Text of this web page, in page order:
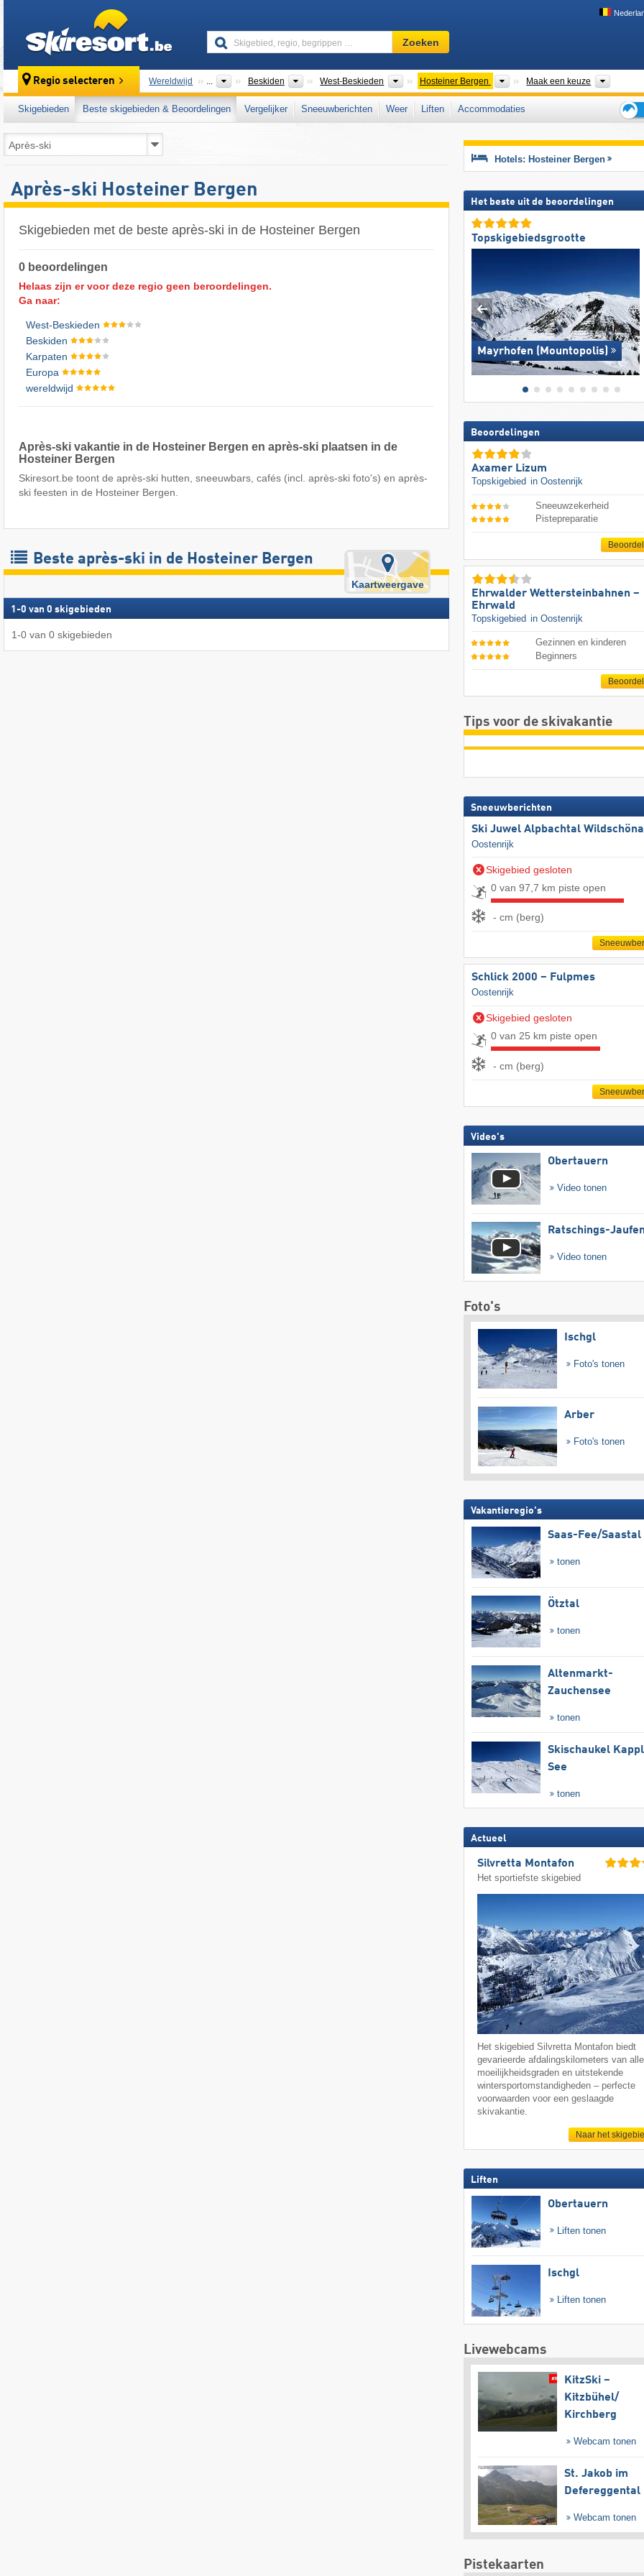
Skigebied,
regio,
…
Zoeken
Regio selecteren Wereldwijd ... Beskiden Bergketens
West-Beskieden Bergketens
Hosteiner Bergen Bergketens
Maak een keuze
Skigebieden Beste skigebieden & Beoordelingen Vergelijker Sneeuwberichten Weer Liften
Accommodaties
voor
Après-ski Hosteiner Bergen
Skigebieden met de beste après-ski in de Hosteiner Bergen
0 beoordelingen
Helaas zijn er voor deze regio geen beroordelingen.
Ga naar:
West-Beskieden
Beskiden
Karpaten
Europa
wereldwijd
Après-ski vakantie in de Hosteiner Bergen en après-ski plaatsen in de
Hosteiner Bergen
Skiresort.be toont de après-ski hutten, sneeuwbars, cafés (incl. après-ski foto's) en après-
ski feesten in de Hosteiner Bergen.
Beste après-ski in de Hosteiner Bergen
Kaartweergave
1 -0 van 0 skigebieden
1-0 van 0 skigebieden
Hotels: Hosteiner Bergen
Het beste uit de beoordelingen
Topskigebiedsgrootte
Mayrhofen (Mountopolis)
Beoordelingen
Axamer Lizum
Topskigebied in Oostenrijk
Sneeuwzekerheid
Pistepreparatie
Ehrwalder Wettersteinbahnen –
Ehrwald
Topskigebied in Oostenrijk
Gezinnen en kinderen
Beginners
Tips voor de skivakantie
Sneeuwberichten
Ski Juwel Alpbachtal
Oostenrijk
Skigebied gesloten
0 van 97,7 km piste open
- cm (berg)
Schlick 2000 – Fulpmes
Oostenrijk
Skigebied gesloten
0 van 25 km piste open
- cm (berg)
Video's
Obertauern
Video tonen
Ratschings-
Video tonen
Foto's
Ischgl
Foto's tonen
Arber
Foto's tonen
Vakantieregio's
Saas-Fee/​Saastal
tonen
Ötztal
tonen
Altenmarkt-
Zauchensee
tonen
Skischaukel
See
tonen
Actueel
Silvretta Montafon
Het sportiefste skigebied
Het skigebied Silvretta Montafon biedt
gevarieerde afdalingskilometers van alle
moeilijkheidsgraden en uitstekende
wintersportomstandigheden – perfecte
voorwaarden voor een geslaagde
skivakantie.
Naar het
Liften
Obertauern
Liften tonen
Ischgl
Liften tonen
Livewebcams
KitzSki –
Kitzbühel/​
Kirchberg
Webcam tonen
St. Jakob im
Defereggental
Webcam tonen
Pistekaarten